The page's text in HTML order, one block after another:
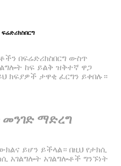
ፍሬድሪክስበርግ
በፍሬድሪክስበርግ ውስጥ
ከፍ ይልቅ ዝቅተኛ ዋጋ
ክፍያዎች ታዋቂ ፈርግን ይቀበሉ።
መንገድ ማድረግ
ይሆን ይችላል። በዚህ የታክሲ
አገልግሎት አገልግሎቶች ግንኙነት